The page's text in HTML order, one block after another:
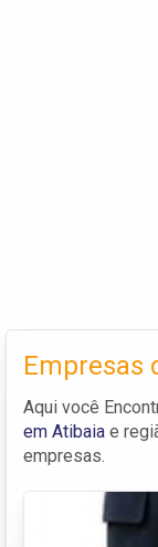
Empresas
Aqui você
em Atibaia e
empresas.